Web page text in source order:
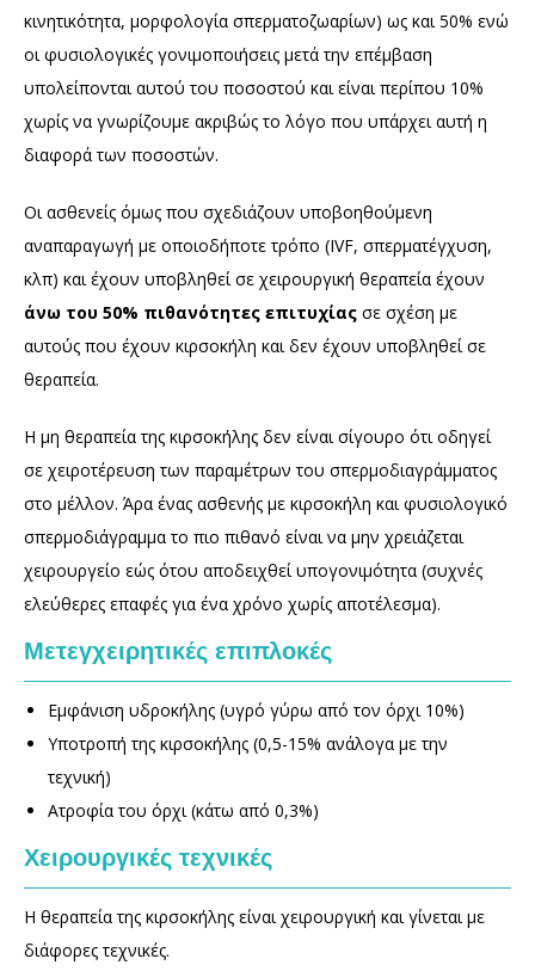
κινητικότητα, μορφολογία σπερματοζωαρίων) ως και 50% ενώ
οι φυσιολογικές γονιμοποιήσεις μετά την επέμβαση
υπολείπονται αυτού του ποσοστού και είναι περίπου 10%
χωρίς να γνωρίζουμε ακριβώς το λόγο που υπάρχει αυτή η
διαφορά των ποσοστών.
Οι ασθενείς όμως που σχεδιάζουν υποβοηθούμενη
αναπαραγωγή με οποιοδήποτε τρόπο (IVF, σπερματέγχυση,
κλπ) και έχουν υποβληθεί σε χειρουργική θεραπεία έχουν
άνω του 50% πιθανότητες επιτυχίας σε σχέση με
αυτούς που έχουν κιρσοκήλη και δεν έχουν υποβληθεί σε
θεραπεία.
Η μη θεραπεία της κιρσοκήλης δεν είναι σίγουρο ότι οδηγεί
σε χειροτέρευση των παραμέτρων του σπερμοδιαγράμματος
στο μέλλον. Άρα ένας ασθενής με κιρσοκήλη και φυσιολογικό
σπερμοδιάγραμμα το πιο πιθανό είναι να μην χρειάζεται
χειρουργείο εώς ότου αποδειχθεί υπογονιμότητα (συχνές
ελεύθερες επαφές για ένα χρόνο χωρίς αποτέλεσμα).
Μετεγχειρητικές επιπλοκές
Εμφάνιση υδροκήλης (υγρό γύρω από τον όρχι 10%)
Υποτροπή της κιρσοκήλης (0,5-15% ανάλογα με την
τεχνική)
Ατροφία του όρχι (κάτω από 0,3%)
Χειρουργικές τεχνικές
Η θεραπεία της κιρσοκήλης είναι χειρουργική και γίνεται με
διάφορες τεχνικές.